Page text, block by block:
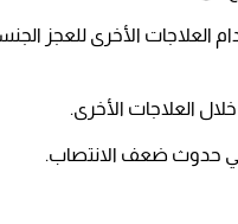
الأخرى للعجز
العلاجات الأخرى.
في حدوث ضعف الانتصاب.